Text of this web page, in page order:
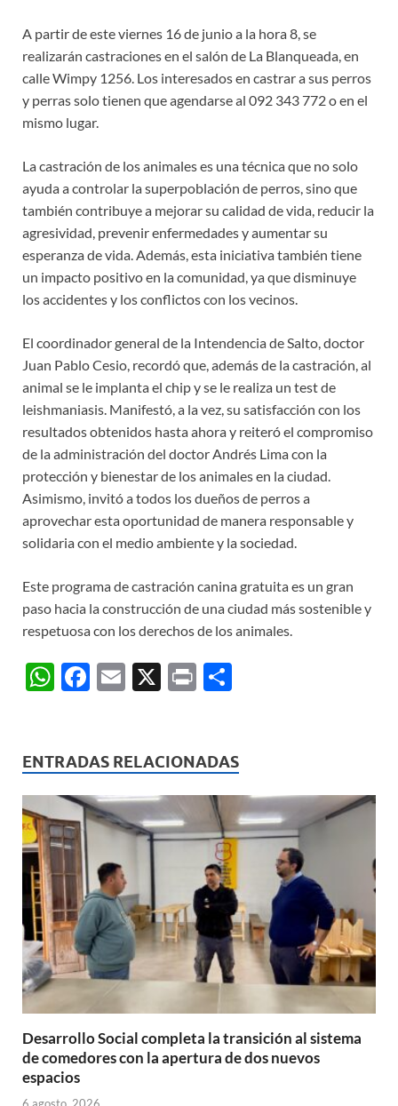
A partir de este viernes 16 de junio a la hora 8, se
realizarán castraciones en el salón de La Blanqueada, en
calle Wimpy 1256. Los interesados en castrar a sus perros
y perras solo tienen que agendarse al 092 343 772 o en el
mismo lugar.
La castración de los animales es una técnica que no solo
ayuda a controlar la superpoblación de perros, sino que
también contribuye a mejorar su calidad de vida, reducir la
agresividad, prevenir enfermedades y aumentar su
esperanza de vida. Además, esta iniciativa también tiene
un impacto positivo en la comunidad, ya que disminuye
los accidentes y los conflictos con los vecinos.
El coordinador general de la Intendencia de Salto, doctor
Juan Pablo Cesio, recordó que, además de la castración, al
animal se le implanta el chip y se le realiza un test de
leishmaniasis. Manifestó, a la vez, su satisfacción con los
resultados obtenidos hasta ahora y reiteró el compromiso
de la administración del doctor Andrés Lima con la
protección y bienestar de los animales en la ciudad.
Asimismo, invitó a todos los dueños de perros a
aprovechar esta oportunidad de manera responsable y
solidaria con el medio ambiente y la sociedad.
Este programa de castración canina gratuita es un gran
paso hacia la construcción de una ciudad más sostenible y
respetuosa con los derechos de los animales.
W
s
A
p
p
F
b
o
o
E
X
P
p
ar
ti
r
ENTRADAS RELACIONADAS
Desarrollo Social completa la transición al sistema
de comedores con la apertura de dos nuevos
espacios
6 agosto, 2026